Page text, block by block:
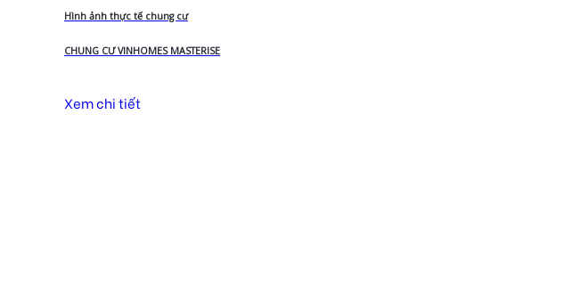
Hình ảnh thực tế chung cư
CHUNG CƯ VINHOMES MASTERISE
Xem chi tiết